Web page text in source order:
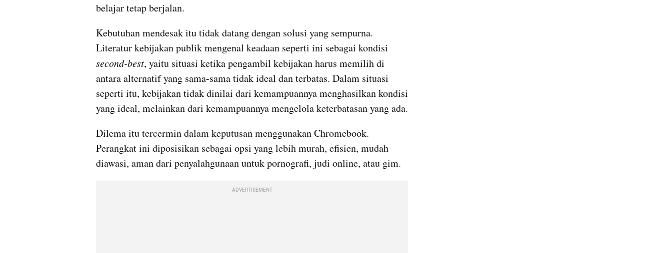
belajar tetap berjalan.
Kebutuhan mendesak itu tidak datang dengan solusi yang sempurna.
second-best, yaitu situasi ketika pengambil kebijakan harus memilih di
antara alternatif yang sama-sama tidak ideal dan terbatas. Dalam situasi
seperti itu, kebijakan tidak dinilai dari kemampuannya menghasilkan kondisi
yang ideal, melainkan dari kemampuannya mengelola keterbatasan yang ada.
Dilema itu tercermin dalam keputusan menggunakan Chromebook.
Perangkat ini diposisikan sebagai opsi yang lebih murah, efisien, mudah
diawasi, aman dari penyalahgunaan untuk pornografi, judi online, atau gim.
ADVERTISEMENT